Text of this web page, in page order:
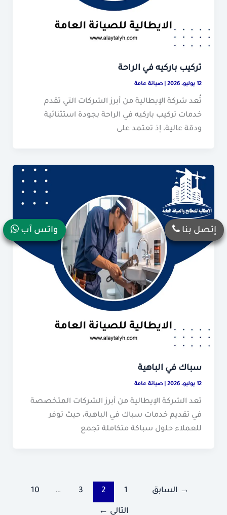
تركيب باركيه في الراحة
12 يوليو، 2026 صيانة عامة
تُعد شركة الإيطالية من أبرز الشركات التي تقدم
خدمات تركيب باركيه في الراحة بجودة استثنائية
ودقة عالية، إذ تعتمد على
سباك في الباهية
12 يوليو، 2026 صيانة عامة
تعد الشركة الإيطالية من أبرز الشركات المتخصصة
في تقديم خدمات سباك في الباهية، حيث توفر
للعملاء حلول سباكة متكاملة تجمع
→ السابق 1
2
3
…
10
التالي ←
واتس آب إتصل بنا